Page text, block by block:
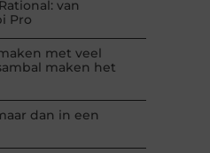
van
Pro
met veel
maken het
dan in een